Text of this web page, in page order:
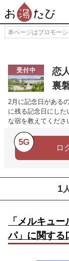
本ページはプロモー
受付中
恋
裏
2月に記念日がある
に残る記念日にし
な宿を教えてくださ
5G
ロ
1
「メルキュ
パ」に関する